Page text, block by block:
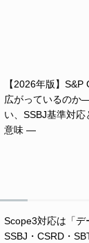
【2026年版】
広がっているのか
い、SSBJ基準対
意味 ―
Scope3対応は「デ
SSBJ・CSRD・